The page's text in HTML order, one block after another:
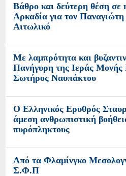
Βάθρο και δεύτερη θέση σε
Αρκαδία για τον
Αιτωλικό
Με λαμπρότητα και
Πανήγυρη της Ιεράς
Σωτήρος Ναυπάκτου
Ο Ελληνικός Ερυθρός
άμεση ανθρωπιστική
πυρόπληκτους
Από τα Φλαμίνγκο
Σ.Φ.Π